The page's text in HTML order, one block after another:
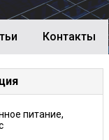
Контакты
питание,